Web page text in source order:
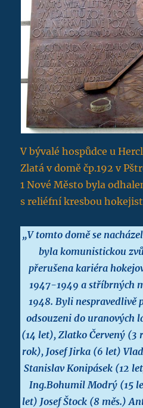
V bývalé hospůdce u
Zlatá v domě čp.192 v
1 Nové Město byla
s reliéfní kresbou
„V tomto domě se
byla komunistickou
přerušena kariéra
1947-1949 a stříbrných
1948. Byli nespravedlivě
odsouzeni do uranových
(14 let), Zlatko Červený
rok), Josef Jirka (6 let)
Stanislav Konipásek (12
Ing.Bohumil Modrý (15
let) Josef Štock (8 měs.)